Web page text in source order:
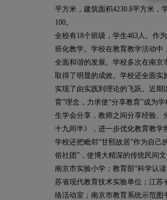
平方米，建筑面积4230.8平方米，
100。
全校有18个班级，学生463人。作
班化教学。学校在教育教学活动
全面和谐的发展。学校多次在南
取得了明显的成效。学校还全面
实现了由实践到理论的飞跃。近期
育”理念，力求使“分享教育”成为
生学会分享，教师之间分享经验
十九间半》，进一步优化教育教学
学校还把毗邻“甘熙故居”作为自己
俗社团”，使博大精深的传统民间
南京市实验小学；教育部“科学认
苏省现代教育技术实验单位；江
络活动室；南京市教育系统示范